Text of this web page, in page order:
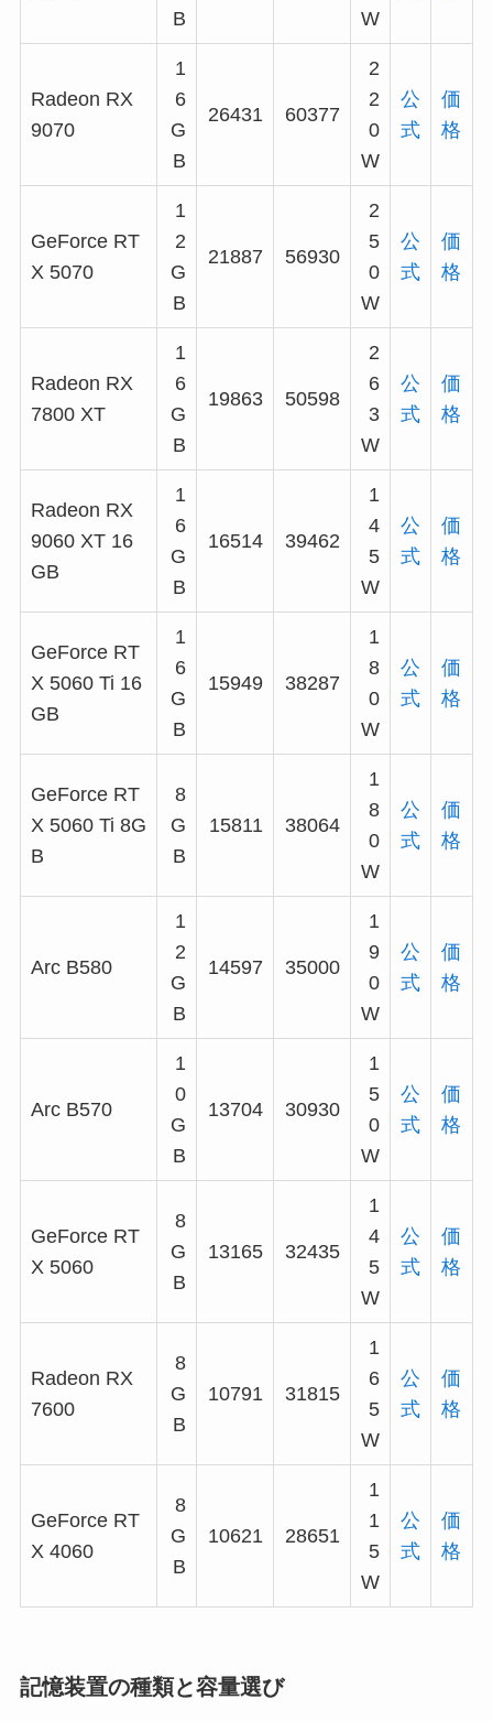
B
W
Radeon RX
9070
1
6
G
B
26431 60377
2
2
0
W
公
式
価
格
GeForce RT
X 5070
1
2
G
B
21887 56930
2
5
0
W
公
式
価
格
Radeon RX
7800 XT
1
6
G
B
19863 50598
2
6
3
W
公
式
価
格
Radeon RX
9060 XT 16
GB
1
6
G
B
16514 39462
1
4
5
W
公
式
価
格
GeForce RT
X 5060 Ti 16
GB
1
6
G
B
15949 38287
1
8
0
W
公
式
価
格
GeForce RT
X 5060 Ti 8G
B
8
G
B
15811 38064
1
8
0
W
公
式
価
格
Arc B580
1
2
G
B
14597 35000
1
9
0
W
公
式
価
格
Arc B570
1
0
G
B
13704 30930
1
5
0
W
公
式
価
格
GeForce RT
X 5060
8
G
B
13165 32435
1
4
5
W
公
式
価
格
Radeon RX
7600
8
G
B
10791 31815
1
6
5
W
公
式
価
格
GeForce RT
X 4060
8
G
B
10621 28651
1
1
5
W
公
式
価
格
記憶装置の種類と容量選び